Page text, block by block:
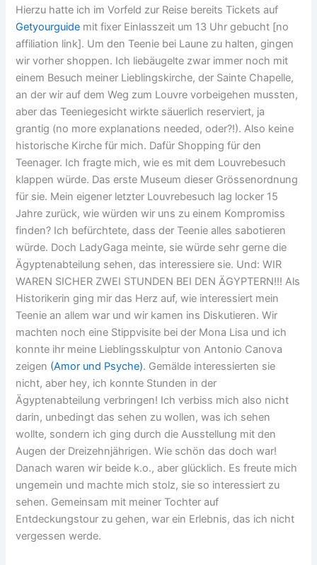
Hierzu hatte ich im Vorfeld zur Reise bereits Tickets auf
Getyourguide mit fixer Einlasszeit um 13 Uhr gebucht [no
affiliation link]. Um den Teenie bei Laune zu halten, gingen
wir vorher shoppen. Ich liebäugelte zwar immer noch mit
einem Besuch meiner Lieblingskirche, der Sainte Chapelle,
an der wir auf dem Weg zum Louvre vorbeigehen mussten,
aber das Teeniegesicht wirkte säuerlich reserviert, ja
grantig (no more explanations needed, oder?!). Also keine
historische Kirche für mich. Dafür Shopping für den
Teenager. Ich fragte mich, wie es mit dem Louvrebesuch
klappen würde. Das erste Museum dieser Grössenordnung
für sie. Mein eigener letzter Louvrebesuch lag locker 15
Jahre zurück, wie würden wir uns zu einem Kompromiss
finden? Ich befürchtete, dass der Teenie alles sabotieren
würde. Doch LadyGaga meinte, sie würde sehr gerne die
Ägyptenabteilung sehen, das interessiere sie. Und: WIR
WAREN SICHER ZWEI STUNDEN BEI DEN ÄGYPTERN!!! Als
Historikerin ging mir das Herz auf, wie interessiert mein
Teenie an allem war und wir kamen ins Diskutieren. Wir
machten noch eine Stippvisite bei der Mona Lisa und ich
konnte ihr meine Lieblingsskulptur von Antonio Canova
zeigen (Amor und Psyche). Gemälde interessierten sie
nicht, aber hey, ich konnte Stunden in der
Ägyptenabteilung verbringen! Ich verbiss mich also nicht
darin, unbedingt das sehen zu wollen, was ich sehen
wollte, sondern ich ging durch die Ausstellung mit den
Augen der Dreizehnjährigen. Wie schön das doch war!
Danach waren wir beide k.o., aber glücklich. Es freute mich
ungemein und machte mich stolz, sie so interessiert zu
sehen. Gemeinsam mit meiner Tochter auf
Entdeckungstour zu gehen, war ein Erlebnis, das ich nicht
vergessen werde.